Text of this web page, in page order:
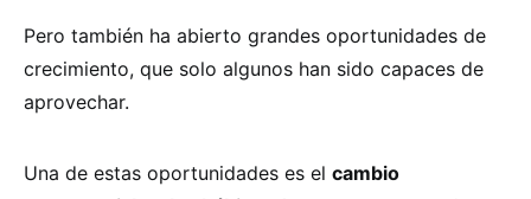
Pero también ha abierto grandes oportunidades de
crecimiento, que solo algunos han sido capaces de
aprovechar.
Una de estas oportunidades es el cambio